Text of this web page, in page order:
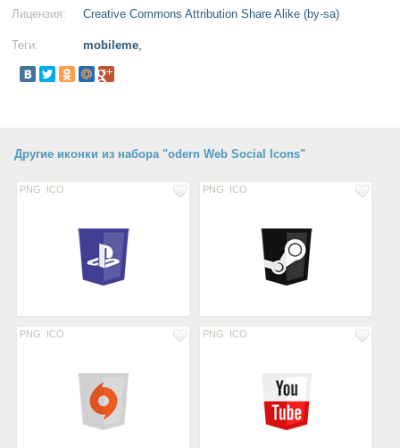
Лицензия: Creative Commons Attribution Share Alike (by-sa)
Теги: mobileme,
Другие иконки из набора "odern Web Social Icons"
PNG ICO PNG ICO
PNG ICO PNG ICO